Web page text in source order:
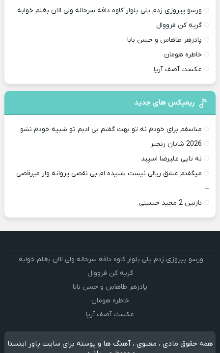
ورسو پیروزی زدم پلی بلوار کاوه دافه سرحاله ولی الان بغلم خوابه ‌
گریه کن فرووال
پادزهر طاهاس و حسن بابا
خاطره هومان
عکست آصف آریا
ریمیکس های جدید
متاسفم برای خودم نه تو بهت گفتم بی ادبم تو شبیه خودم نشو ‌ ‌
2026 شایان رنجبر
نه تایی علیرضا اسپید
میگفتم عشق ریالی نیست شنیده ام بی نقصی پروانه وار میرقصی
–
نازنین 2 مجید حسینی
ورسو پیروزی زدم پلی بلوار کاوه دافه سرحاله ولی الان بغلم خوابه ‌
گریه کن فرووال
پادزهر طاهاس و حسن بابا
خاطره هومان
عکست آصف آریا
همه حقوق مادی ، معنوی ، آهنگ ها و پوسته برای سایت پاور اینستا